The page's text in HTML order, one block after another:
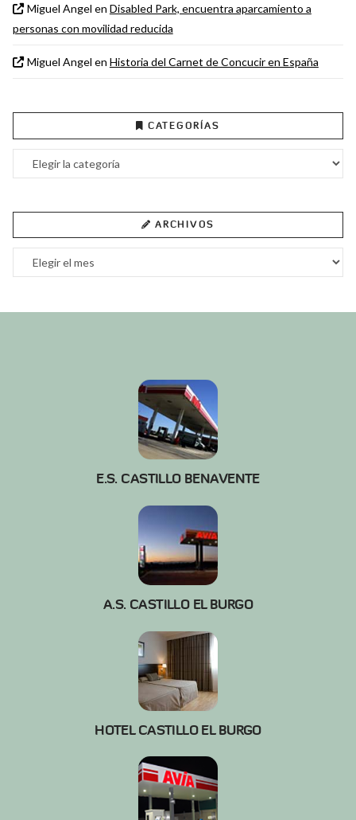
Miguel Angel en Disabled Park, encuentra aparcamiento a
personas con movilidad reducida
Miguel Angel en Historia del Carnet de Concucir en España
CATEGORÍAS
Categorías
ARCHIVOS
Archivos
E.S. CASTILLO BENAVENTE
A.S. CASTILLO EL BURGO
HOTEL CASTILLO EL BURGO